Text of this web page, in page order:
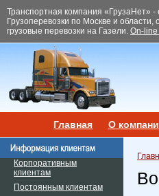
Транспортная компания «ГрузаНет»
Грузоперевозки по Москве и
грузовые перевозки на Газели. On-
Главная О
Корпоративным
клиентам
Постоянным клиентам